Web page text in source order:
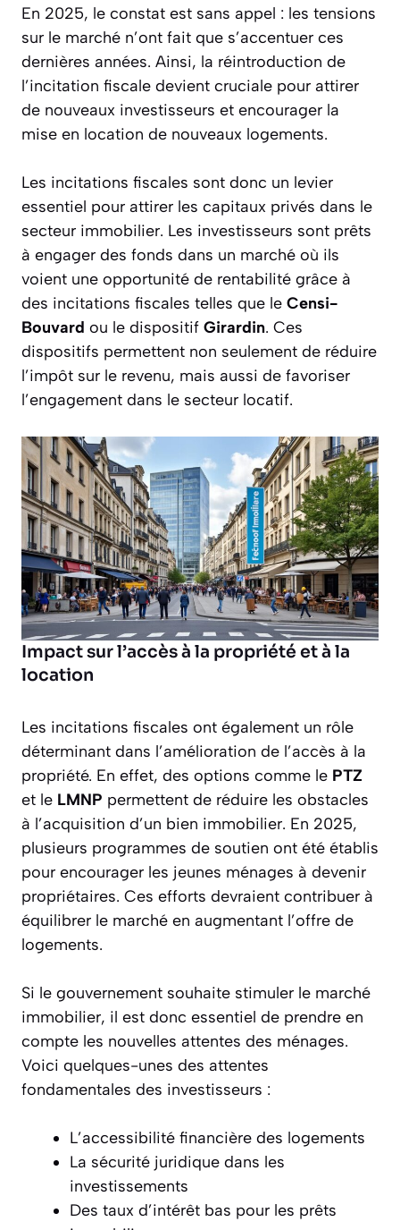
En 2025, le constat est sans appel : les tensions
sur le marché n’ont fait que s’accentuer ces
dernières années. Ainsi, la réintroduction de
l’incitation fiscale devient cruciale pour attirer
de nouveaux investisseurs et encourager la
mise en location de nouveaux logements.
Les incitations fiscales sont donc un levier
essentiel pour attirer les capitaux privés dans le
secteur immobilier. Les investisseurs sont prêts
à engager des fonds dans un marché où ils
voient une opportunité de rentabilité grâce à
des incitations fiscales telles que le Censi-
Bouvard ou le dispositif Girardin. Ces
dispositifs permettent non seulement de réduire
l’impôt sur le revenu, mais aussi de favoriser
l’engagement dans le secteur locatif.
Impact sur l’accès à la propriété et à la
location
Les incitations fiscales ont également un rôle
déterminant dans l’amélioration de l’accès à la
propriété. En effet, des options comme le PTZ
et le LMNP permettent de réduire les obstacles
à l’acquisition d’un bien immobilier. En 2025,
plusieurs programmes de soutien ont été établis
pour encourager les jeunes ménages à devenir
propriétaires. Ces efforts devraient contribuer à
équilibrer le marché en augmentant l’offre de
logements.
Si le gouvernement souhaite stimuler le marché
immobilier, il est donc essentiel de prendre en
compte les nouvelles attentes des ménages.
Voici quelques-unes des attentes
fondamentales des investisseurs :
L’accessibilité financière des logements
La sécurité juridique dans les
investissements
Des taux d’intérêt bas pour les prêts